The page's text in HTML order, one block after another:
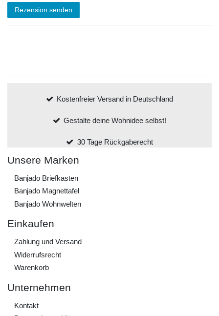
Rezension senden
Kostenfreier Versand in Deutschland
Gestalte deine Wohnidee selbst!
30 Tage Rückgaberecht
Unsere Marken
Banjado Briefkasten
Banjado Magnettafel
Banjado Wohnwelten
Einkaufen
Zahlung und Versand
Widerrufs­recht
Warenkorb
Unternehmen
Kontakt